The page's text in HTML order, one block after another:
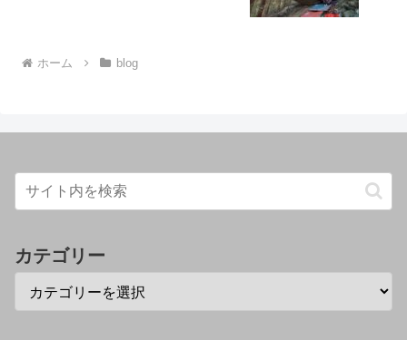
ホーム blog
カテゴリー